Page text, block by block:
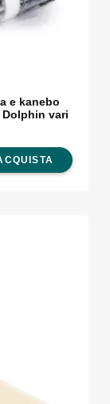
e kanebo
vari